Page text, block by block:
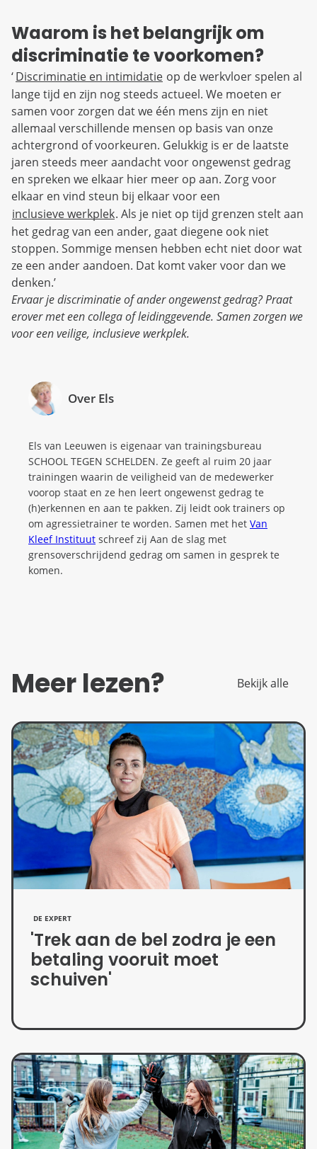
Waarom is het belangrijk om
discriminatie te voorkomen?
‘Discriminatie en intimidatie op de werkvloer spelen al
lange tijd en zijn nog steeds actueel. We moeten er
samen voor zorgen dat we één mens zijn en niet
allemaal verschillende mensen op basis van onze
achtergrond of voorkeuren. Gelukkig is er de laatste
jaren steeds meer aandacht voor ongewenst gedrag
en spreken we elkaar hier meer op aan. Zorg voor
elkaar en vind steun bij elkaar voor een
inclusieve werkplek. Als je niet op tijd grenzen stelt aan
het gedrag van een ander, gaat diegene ook niet
stoppen. Sommige mensen hebben echt niet door wat
ze een ander aandoen. Dat komt vaker voor dan we
denken.’
Ervaar je discriminatie of ander ongewenst gedrag? Praat
erover met een collega of leidinggevende. Samen zorgen we
voor een veilige, inclusieve werkplek.
Over Els
Els van Leeuwen is eigenaar van trainingsbureau
SCHOOL TEGEN SCHELDEN. Ze geeft al ruim 20 jaar
trainingen waarin de veiligheid van de medewerker
voorop staat en ze hen leert ongewenst gedrag te
(h)erkennen en aan te pakken. Zij leidt ook trainers op
om agressietrainer te worden. Samen met het Van
Kleef Instituut schreef zij Aan de slag met
grensoverschrijdend gedrag om samen in gesprek te
komen.
Meer lezen? Bekijk alle
DE EXPERT
'Trek aan de bel zodra je een
betaling vooruit moet
schuiven'